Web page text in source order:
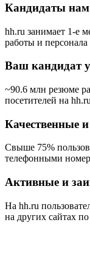
Кандидаты
hh.ru занимает 1-е
работы и персонала
Ваш кандидат
~90.6 млн резюме
посетителей на
Качественные
Свыше 75%
телефонными
Активные и
На hh.ru
на других сайтах